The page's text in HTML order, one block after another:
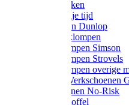
Wandelsokken
Laarzen vrije tijd
Werklaarzen Dunlop
Kunststof klompen
Schoenklompen Simson
Schoenklompen Strovels
Schoenklompen overige
Wandel-/ Werkschoenen
Werkschoenen No-Risk
Klomppantoffel